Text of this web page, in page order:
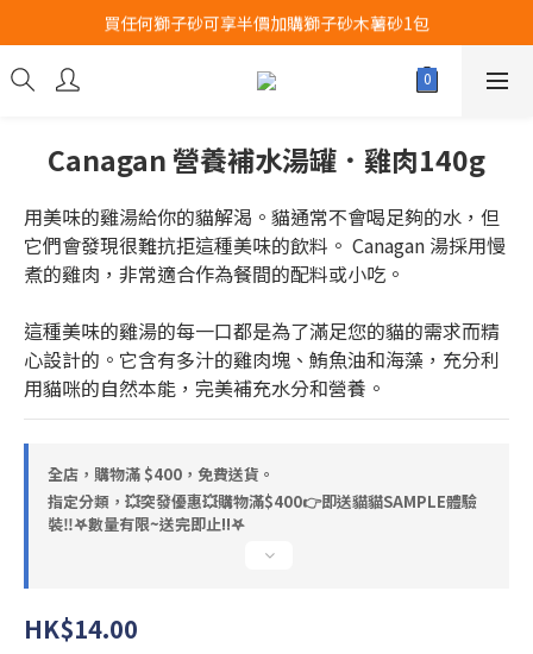
Airbuggy 全線現貨8折！立即點擊火速搶購
買任何獅子砂可享半價加購獅子砂木薯砂1包
Airbuggy 全線現貨8折！立即點擊火速搶購
Canagan 營養補水湯罐．雞肉140g
用美味的雞湯給你的貓解渴。貓通常不會喝足夠的水，但
它們會發現很難抗拒這種美味的飲料。 Canagan 湯採用慢
煮的雞肉，非常適合作為餐間的配料或小吃。
這種美味的雞湯的每一口都是為了滿足您的貓的需求而精
心設計的。它含有多汁的雞肉塊、鮪魚油和海藻，充分利
用貓咪的自然本能，完美補充水分和營養。
全店，購物滿 $400，免費送貨。
指定分類，💥突發優惠💥購物滿$400👉即送貓貓SAMPLE體驗
裝‼️𖤐數量有限~送完即止!!𖤐
HK$14.00